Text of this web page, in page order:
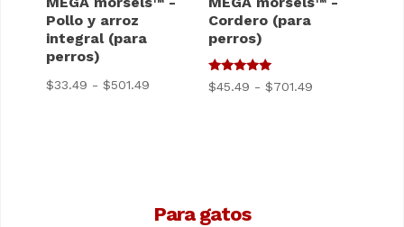
Pollo y arroz
integral (para
perros)
$33.49 - $501.49
Cordero (para
perros)
5
de 5
$45.49 - $701.49Gama
Para gatos